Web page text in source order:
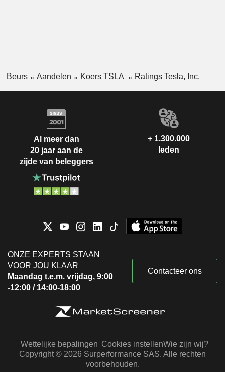
Beurs Aandelen Koers TSLA Ratings Tesla, Inc.
Al meer dan
20 jaar aan de
zijde van beleggers
+ 1.300.000
leden
ONZE EXPERTS STAAN
VOOR JOU KLAAR
Maandag t.e.m. vrijdag, 9:00
-12:00 / 14:00-18:00
Contacteer ons
Wettelijke bepalingen Cookies instellenWie zijn wij?
Copyright © 2026 Surperformance SAS. Alle rechten
voorbehouden.